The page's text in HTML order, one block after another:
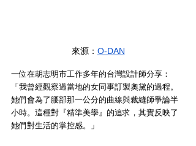
來源： O-DAN
一位在胡志明市工作多年的台灣設計師分享：
「我曾經觀察過當地的女同事訂製奧黛的過程。
她們會為了腰部那一公分的曲線與裁縫師爭論半
小時。這種對『精準美學』的追求，其實反映了
她們對生活的掌控感。」